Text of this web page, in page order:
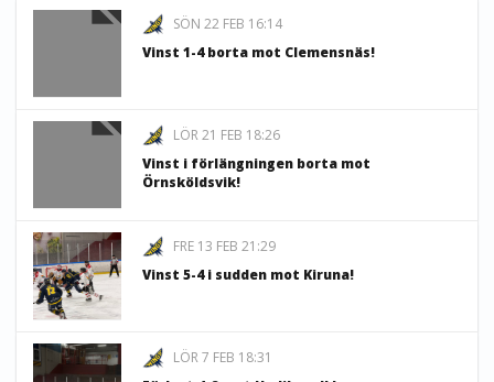
SÖN 22 FEB 16:14
Vinst 1-4 borta mot Clemensnäs!
LÖR 21 FEB 18:26
Vinst i förlängningen borta mot
Örnsköldsvik!
FRE 13 FEB 21:29
Vinst 5-4 i sudden mot Kiruna!
LÖR 7 FEB 18:31